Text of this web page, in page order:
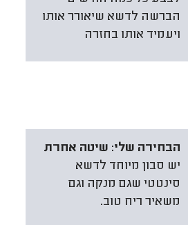
הברשה לדשא שיאורר אותו
ויעמיד אותו בחזרה
הבחירה שלי: שיטה אחרת
יש סבון מיוחד לדשא
סינטטי שגם מנקה וגם
משאיר ריח טוב.